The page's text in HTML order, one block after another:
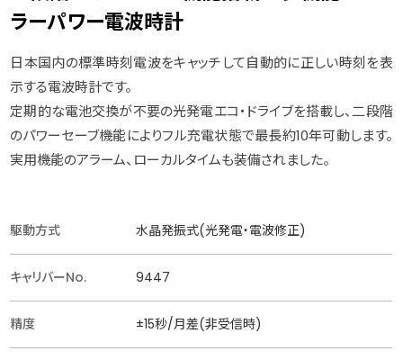
ラーパワー電波時計
日本国内の標準時刻電波をキャッチして自動的に正しい時刻を表
示する電波時計です。
定期的な電池交換が不要の光発電エコ・ドライブを搭載し、二段階
のパワーセーブ機能によりフル充電状態で最長約10年可動します。
実用機能のアラーム、ローカルタイムも装備されました。
駆動方式 水晶発振式(光発電・電波修正)
キャリバーNo. 9447
精度 ±15秒/月差(非受信時)